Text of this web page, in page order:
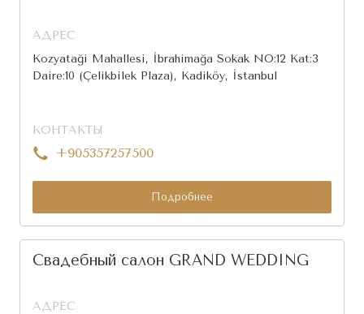
АДРЕС
Kozyatağı Mahallesi, İbrahimağa Sokak NO:12 Kat:3
Daire:10 (Çelikbilek Plaza), Kadıköy, İstanbul
КОНТАКТЫ
+905357257500
Подробнее
Свадебный салон GRAND WEDDING
АДРЕС